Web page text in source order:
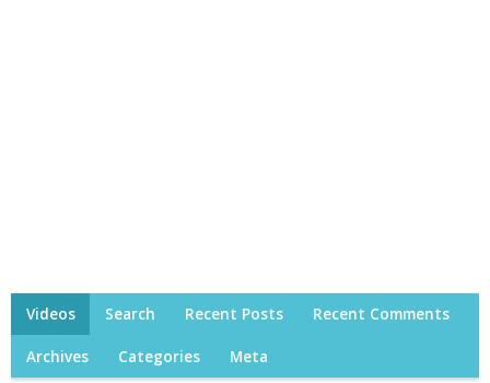
Videos Search Recent Posts Recent Comments
Archives Categories Meta